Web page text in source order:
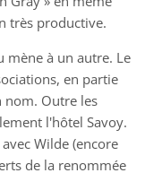
très productive.
mène à un autre. Le
en partie
nom. Outre les
l'hôtel Savoy.
Wilde (encore
de la renommée